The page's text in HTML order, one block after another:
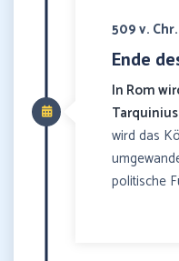
509 v. Chr.
Ende
In Rom
wird das
politische